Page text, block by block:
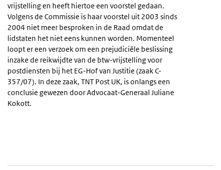
vrijstelling en heeft hiertoe een voorstel gedaan.
Volgens de Commissie is haar voorstel uit 2003 sinds
2004 niet meer besproken in de Raad omdat de
lidstaten het niet eens kunnen worden. Momenteel
loopt er een verzoek om een prejudiciële beslissing
inzake de reikwijdte van de btw-vrijstelling voor
postdiensten bij het EG-Hof van Justitie (zaak C-
357/07). In deze zaak, TNT Post UK, is onlangs een
conclusie gewezen door Advocaat-Generaal Juliane
Kokott.